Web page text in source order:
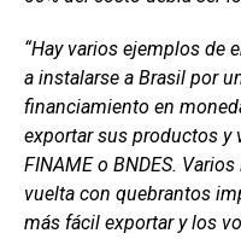
“Hay varios ejemplos de
a instalarse a Brasil por
financiamiento en
exportar sus productos y
FINAME o BNDES.
vuelta con quebrantos
más fácil exportar y los